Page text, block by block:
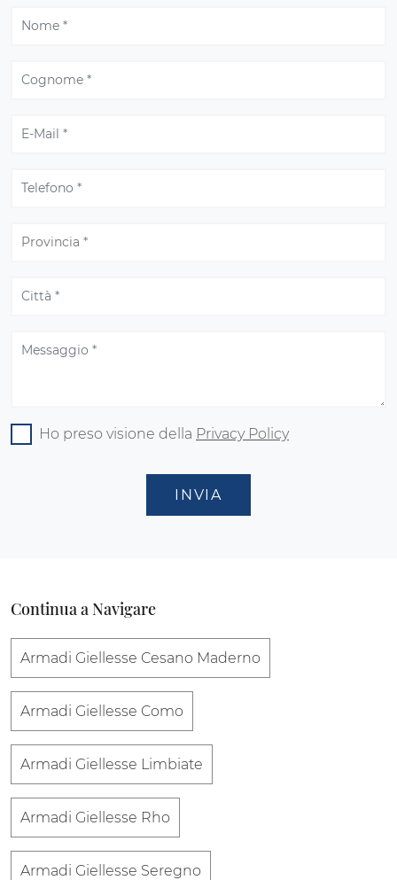
Ho preso visione della Privacy Policy
INVIA
Continua a Navigare
Armadi Giellesse Cesano Maderno
Armadi Giellesse Como
Armadi Giellesse Limbiate
Armadi Giellesse Rho
Armadi Giellesse Seregno